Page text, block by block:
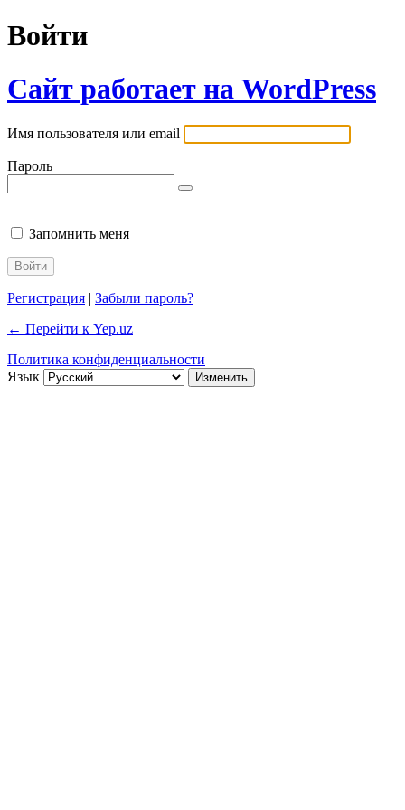
Войти
Сайт работает на WordPress
Имя пользователя или email
Пароль
Запомнить меня
Регистрация | Забыли пароль?
← Перейти к Yep.uz
Политика конфиденциальности
Язык